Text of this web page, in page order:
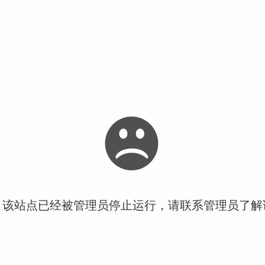
站点已经被管理员停止运行，请联系管理员了